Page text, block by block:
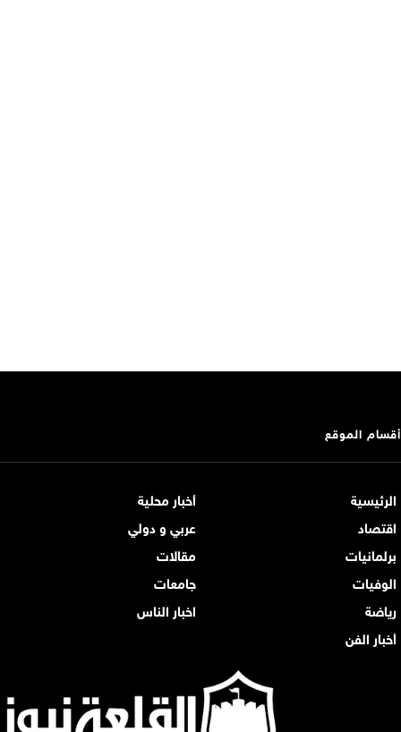
أقسام الموقع
الرئيسية
أخبار محلية
اقتصاد
عربي و دولي
برلمانيات
مقالات
الوفيات
جامعات
رياضة
اخبار الناس
أخبار الفن